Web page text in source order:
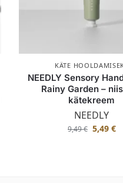
KÄTE
NEEDLY Sensory
Rainy Garden –
kätekreem
NEEDLY
9,49€ 5,49 €